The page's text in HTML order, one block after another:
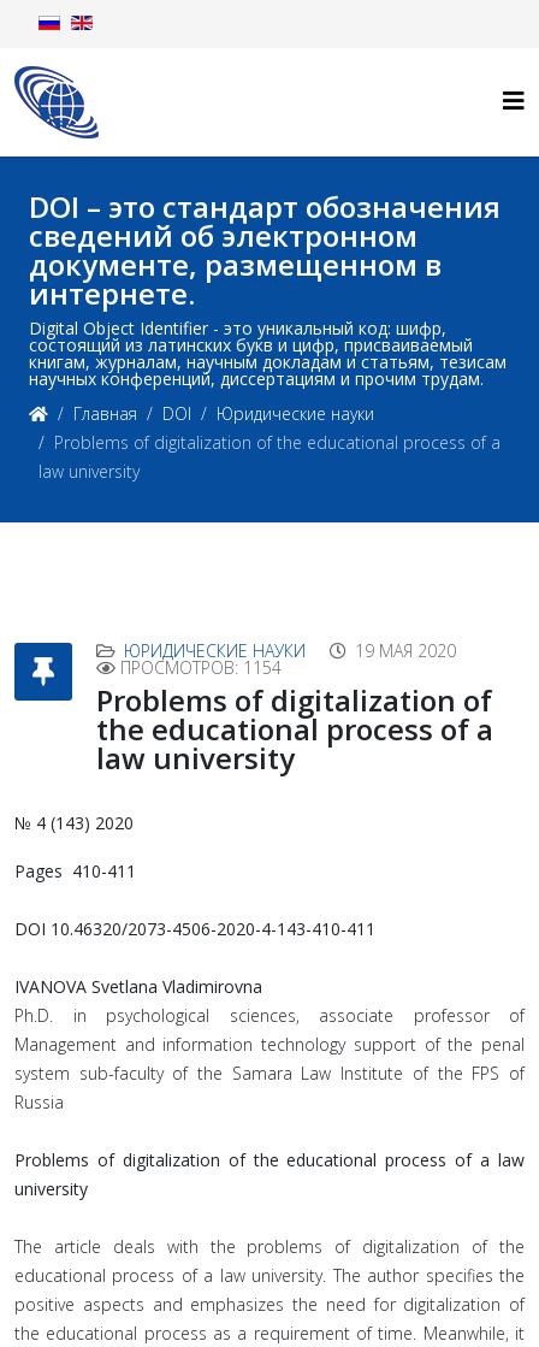
DOI – это стандарт обозначения
сведений об электронном
документе, размещенном в
интернете.
Digital Object Identifier - это уникальный код: шифр,
состоящий из латинских букв и цифр, присваиваемый
книгам, журналам, научным докладам и статьям, тезисам
научных конференций, диссертациям и прочим трудам.
Главная
DOI
Юридические науки
Problems of digitalization of the educational process of a
law university
ЮРИДИЧЕСКИЕ НАУКИ 19 МАЯ 2020
ПРОСМОТРОВ: 1154
Problems of digitalization of
the educational process of a
law university
№ 4 (143) 2020
Pages 410-411
DOI 10.46320/2073-4506-2020-4-143-410-411
IVANOVA Svetlana Vladimirovna
Ph.D. in psychological sciences, associate professor of
Management and information technology support of the penal
system sub-faculty of the Samara Law Institute of the FPS of
Russia
Problems of digitalization of the educational process of a law
university
The article deals with the problems of digitalization of the
educational process of a law university. The author specifies the
positive aspects and emphasizes the need for digitalization of
the educational process as a requirement of time. Meanwhile, it